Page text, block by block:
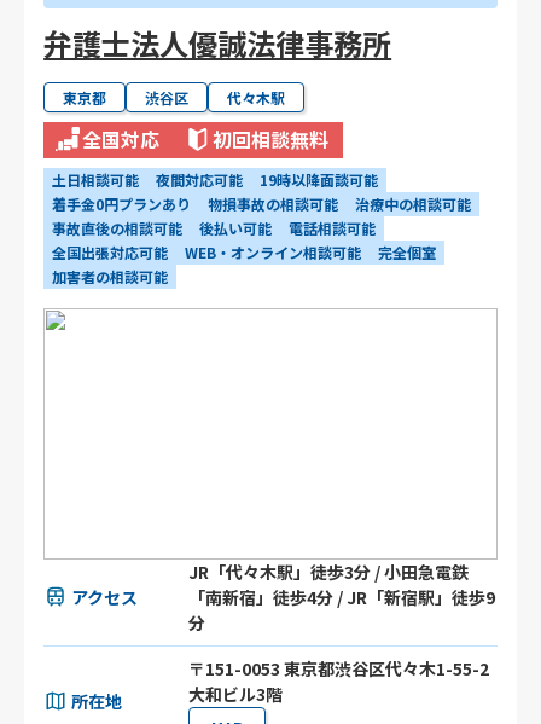
弁護士法人優誠法律事務所
東京都 渋谷区 代々木駅
全国対応 初回相談無料
土日相談可能 夜間対応可能
19時以降面談可能
着手金0円プランあり
物損事故の相談可能
治療中の相談可能
事故直後の相談可能
後払い可能
電話相談可能
全国出張対応可能
WEB・オンライン相談可能
完全個室
加害者の相談可能
アクセス
JR「代々木駅」徒歩3分 / 小田急電鉄
「南新宿」徒歩4分 / JR「新宿駅」徒歩9
分
所在地
〒151-0053 東京都渋谷区代々木1-55-2
大和ビル3階